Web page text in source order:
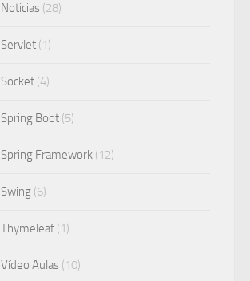
Noticias (28)
Servlet (1)
Socket (4)
Spring Boot (5)
Spring Framework (12)
Swing (6)
Thymeleaf (1)
Vídeo Aulas (10)